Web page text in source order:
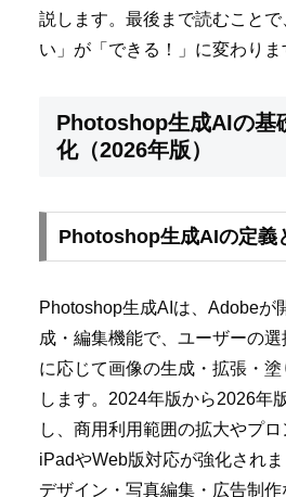
説します。最後まで読むこと
い」が「できる！」に変わりま
Photoshop生成AIの基
化（2026年版）
Photoshop生成AIの定義
Photoshop生成AIは、Adobeが
成・編集機能で、ユーザーの
に応じて画像の生成・拡張・
します。2024年版から2026年
し、商用利用範囲の拡大やプロ
iPadやWeb版対応が強化されま
デザイン・写真編集・広告制